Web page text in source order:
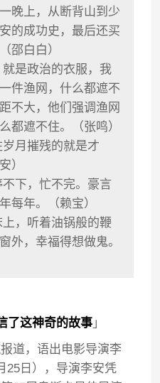
晚上，从断背山到少
的成功史，最后还买
邵白白）
是政治的衣服，我
件渔网，什么都遮不
不大，他们强调渔网
都遮不住。（张鸣）
月摧残的就是才
）
下，忙不完。豪言
每年。（赖宝）
，听着油锅般的鞭
外，幸福得想做鬼。
了这神奇的故事 」
道，语出电影导演李
25日），导演李安凭